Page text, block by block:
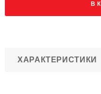
В
ХАРАКТЕРИСТИКИ